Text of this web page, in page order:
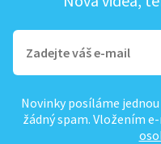
Novinky posíláme
žádný spam. Vložením